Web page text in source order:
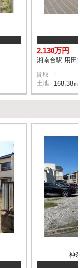
2,130万円
湘南台駅 用田
間取 -
土地 168.38㎡
神